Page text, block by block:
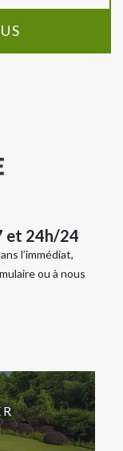
et 24h/24
l’immédiat,
ou à nous